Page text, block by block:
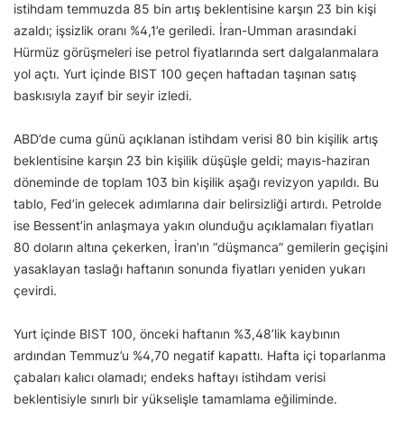
istihdam temmuzda 85 bin artış beklentisine karşın 23 bin kişi
azaldı; işsizlik oranı %4,1’e geriledi. İran-Umman arasındaki
Hürmüz görüşmeleri ise petrol fiyatlarında sert dalgalanmalara
yol açtı. Yurt içinde BIST 100 geçen haftadan taşınan satış
baskısıyla zayıf bir seyir izledi.
ABD’de cuma günü açıklanan istihdam verisi 80 bin kişilik artış
beklentisine karşın 23 bin kişilik düşüşle geldi; mayıs-haziran
döneminde de toplam 103 bin kişilik aşağı revizyon yapıldı. Bu
tablo, Fed’in gelecek adımlarına dair belirsizliği artırdı. Petrolde
ise Bessent’in anlaşmaya yakın olunduğu açıklamaları fiyatları
80 doların altına çekerken, İran’ın “düşmanca” gemilerin geçişini
yasaklayan taslağı haftanın sonunda fiyatları yeniden yukarı
çevirdi.
Yurt içinde BIST 100, önceki haftanın %3,48’lik kaybının
ardından Temmuz’u %4,70 negatif kapattı. Hafta içi toparlanma
çabaları kalıcı olamadı; endeks haftayı istihdam verisi
beklentisiyle sınırlı bir yükselişle tamamlama eğiliminde.